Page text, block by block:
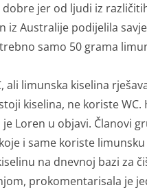
jer od ljudi iz
iz Australije podijelila
samo 50 grama
ali limunska kiselina
kiselina, ne koriste
je Loren u objavi. Članovi
i same koriste
na dnevnoj bazi za
prokomentarisala je